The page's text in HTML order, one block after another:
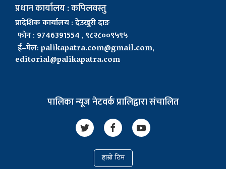
प्रधान कार्यालय : कपिलवस्तु
प्रादेशिक कार्यालय : देउखुरी दाङ
फोन : 9746391554 , ९८२८००९५९५
ई–मेल:palikapatra.com@gmail.com,
editorial@palikapatra.com
पालिका न्यूज नेटवर्क प्रालिद्वारा संचालित
हाम्रो टिम